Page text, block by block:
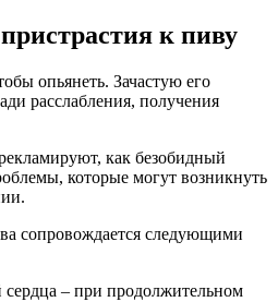
к пиву
опьянеть. Зачастую его
расслабления, получения
как безобидный
которые могут возникнуть
сопровождается следующими
сердца – при продолжительном